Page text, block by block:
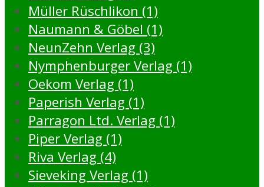
Müller Rüschlikon (1)
Naumann & Göbel (1)
NeunZehn Verlag (3)
Nymphenburger Verlag (1)
Oekom Verlag (1)
Paperish Verlag (1)
Parragon Ltd. Verlag (1)
Piper Verlag (1)
Riva Verlag (4)
Sieveking Verlag (1)